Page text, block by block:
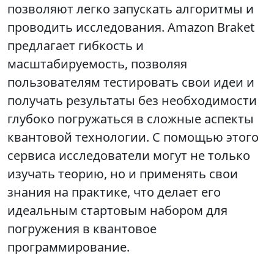
позволяют легко запускать алгоритмы и
проводить исследования. Amazon Braket
предлагает гибкость и
масштабируемость, позволяя
пользователям тестировать свои идеи и
получать результаты без необходимости
глубоко погружаться в сложные аспекты
квантовой технологии. С помощью этого
сервиса исследователи могут не только
изучать теорию, но и применять свои
знания на практике, что делает его
идеальным стартовым набором для
погружения в квантовое
программирование.